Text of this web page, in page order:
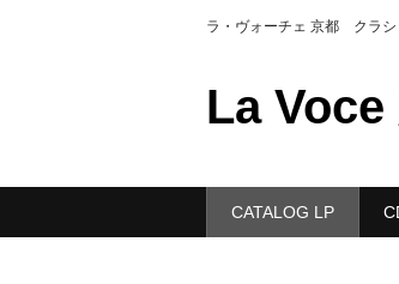
ラ・ヴォーチェ 京都 クラ
La Voce
CATALOG LP